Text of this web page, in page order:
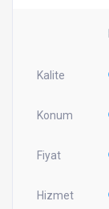
Kalite
Konum
Fiyat
Hizmet